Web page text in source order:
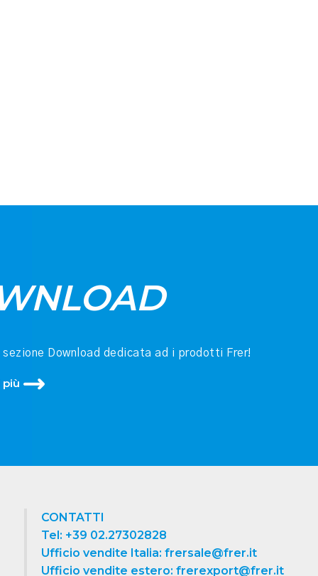
sezione Download dedicata ad i prodotti Frer!
più
CONTATTI
Tel: +39 02.27302828
Ufficio vendite Italia: frersale@frer.it
Ufficio vendite estero: frerexport@frer.it